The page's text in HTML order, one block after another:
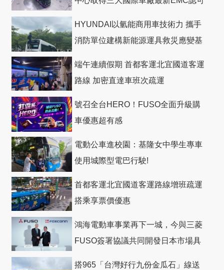
HYUNDAI以氫能商用車技術力 攜手
消防單位建構新能源運具救災應變基
端午連續假期 首都客運北宜國道客運
路線 加密直達車班次疏運
號召全台HERO！FUSO全面升級購
車優惠超有感
電動公車進校園：基隆女中學生專車
使用城際型電巴行駛!
首都客運北宜國道客運路線增班疏運
搭乘享票價優惠
鴻海電動車事業再下一城，今與三菱
FUSO簽署協議共同開發日本市場具
搭965「台灣好行九份金瓜石」線送